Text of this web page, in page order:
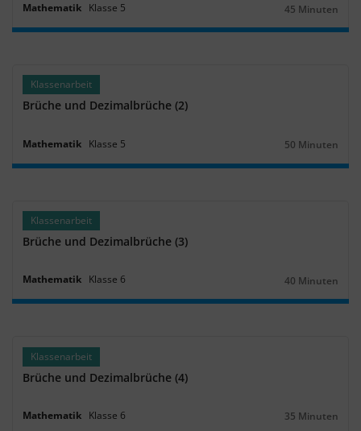
Mathematik Klasse 5
Dauer:
45 Minuten
Klassenarbeit
Brüche und Dezimalbrüche (2)
Mathematik Klasse 5
Dauer:
50 Minuten
Klassenarbeit
Brüche und Dezimalbrüche (3)
Mathematik Klasse 6
Dauer:
40 Minuten
Klassenarbeit
Brüche und Dezimalbrüche (4)
Mathematik Klasse 6
Dauer:
35 Minuten